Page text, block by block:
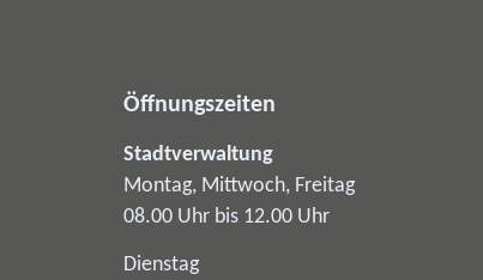
Öffnungszeiten
Stadtverwaltung
Montag, Mittwoch, Freitag
08.00 Uhr bis 12.00 Uhr
Dienstag